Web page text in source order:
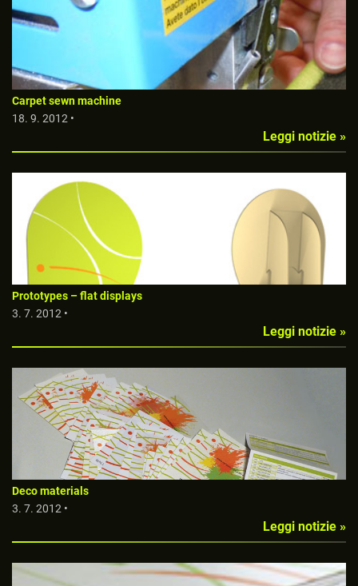
Carpet sewn machine
18. 9. 2012 •
Leggi notizie »
Prototypes – flat displays
3. 7. 2012 •
Leggi notizie »
Deco materials
3. 7. 2012 •
Leggi notizie »